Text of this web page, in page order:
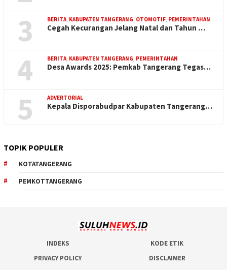
3 BERITA KABUPATEN TANGERANG OTOMOTIF PEMERINTAHAN
Cegah Kecurangan Jelang Natal dan Tahun …
4 BERITA KABUPATEN TANGERANG PEMERINTAHAN
Desa Awards 2025: Pemkab Tangerang Tegas…
5 ADVERTORIAL
Kepala Disporabudpar Kabupaten Tangerang…
TOPIK POPULER
KOTATANGERANG
PEMKOTTANGERANG
INDEKS
KODE ETIK
PRIVACY POLICY
DISCLAIMER